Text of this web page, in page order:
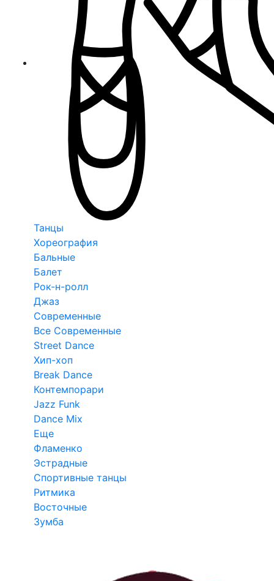
Танцы
Хореография
Бальные
Балет
Рок-н-ролл
Джаз
Современные
Все Современные
Street Dance
Хип-хоп
Break Dance
Контемпорари
Jazz Funk
Dance Mix
Еще
Фламенко
Эстрадные
Спортивные танцы
Ритмика
Восточные
Зумба